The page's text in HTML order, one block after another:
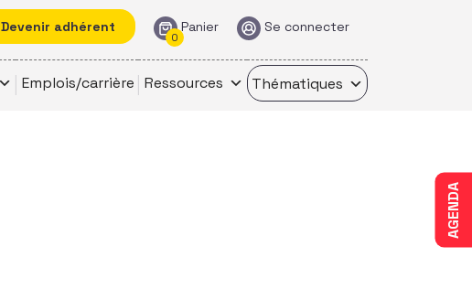
Devenir adhérent Panier
0
Se connecter
Emplois/carrière Ressources Thématiques
AGENDA